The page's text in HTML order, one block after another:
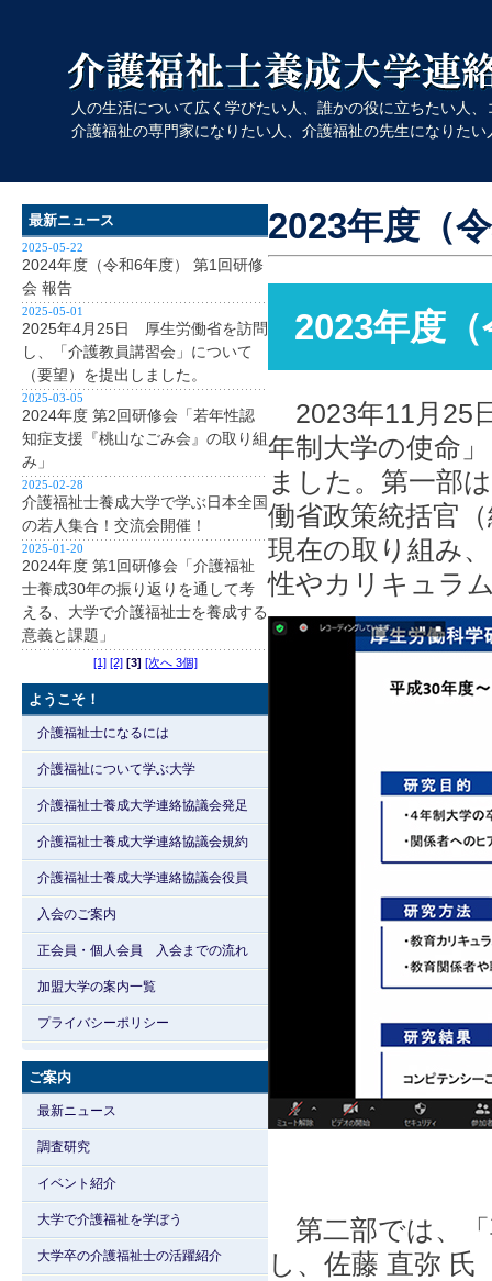
人の生活について広く学びたい人、誰かの役に立ちたい人
介護福祉の専門家になりたい人、介護福祉の先生になりた
最新ニュース
2025-05-22
2024年度（令和6年度） 第1回研修
会 報告
2025-05-01
2025年4月25日 厚生労働省を訪問
し、「介護教員講習会」について
（要望）を提出しました。
2025-03-05
2024年度 第2回研修会「若年性認
知症支援『桃山なごみ会』の取り組
み」
2025-02-28
介護福祉士養成大学で学ぶ日本全国
の若人集合！交流会開催！
2025-01-20
2024年度 第1回研修会「介護福祉
士養成30年の振り返りを通して考
える、大学で介護福祉士を養成する
意義と課題」
[1] [2] [3] [次へ 3個]
ようこそ！
介護福祉士になるには
介護福祉について学ぶ大学
介護福祉士養成大学連絡協議会発足
介護福祉士養成大学連絡協議会規約
介護福祉士養成大学連絡協議会役員
入会のご案内
正会員・個人会員 入会までの流れ
加盟大学の案内一覧
プライバシーポリシー
ご案内
最新ニュース
調査研究
イベント紹介
大学で介護福祉を学ぼう
大学卒の介護福祉士の活躍紹介
2023年度（
2023年度
2023年11月25
年制大学の使命
ました。第一部
働省政策統括官
現在の取り組み
性やカリキュラ
第二部では、「
し、佐藤 直弥